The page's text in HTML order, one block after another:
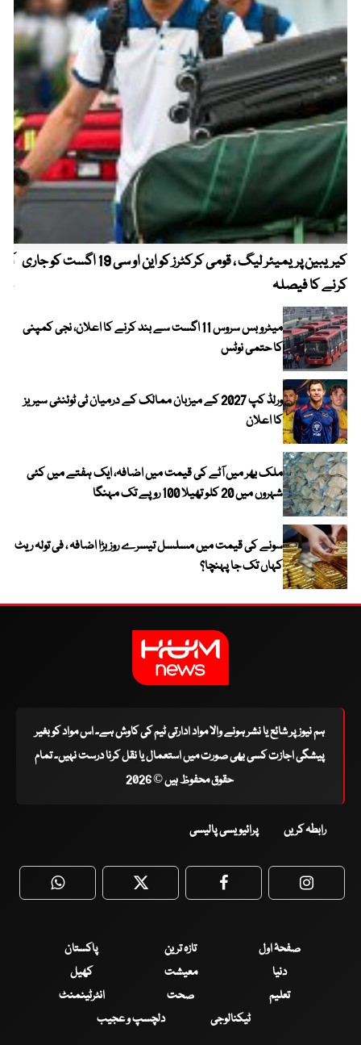
کیریبین پریمیئر لیگ ، قومی کرکٹرز کو این او سی 19 اگست کو جاری
کرنے کا فیصلہ
میٹرو بس سروس 11 اگست سے بند کرنے کا اعلان، نجی کمپنی
کا حتمی نوٹس
ورلڈ کپ 2027 کے میزبان ممالک کے درمیان ٹی ٹوئنٹی سیریز
کا اعلان
ملک بھر میں آٹے کی قیمت میں اضافہ، ایک ہفتے میں کئی
شہروں میں 20 کلو تھیلا 100 روپے تک مہنگا
سونے کی قیمت میں مسلسل تیسرے روز بڑا اضافہ ، فی تولہ ریٹ
کہاں تک جا پہنچا؟
ہم نیوز پر شائع یا نشر ہونے والا مواد ادارتی ٹیم کی کاوش ہے۔ اس مواد کو بغیر
پیشگی اجازت کسی بھی صورت میں استعمال یا نقل کرنا درست نہیں۔ تمام
حقوق محفوظ ہیں © 2026
رابطہ کریں پرائیویسی پالیسی
WhatsApp Twitter Facebook
صفحۂ اول تازہ ترین
پاکستان
دنیا
معیشت
کھیل
تعلیم
صحت
انٹرٹینمنٹ
ٹیکنالوجی
دلچسپ و عجیب